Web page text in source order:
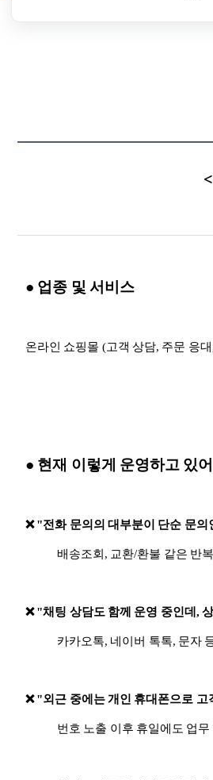
● 업종 및 서비스
온라인 쇼핑몰 (고객 상담, 주문 응
● 현재 이렇게 운영하고 있
❌ "전화 문의의 대부분이 단순 문
배송조회, 교환/환불 같은 반
❌ "채팅 상담도 함께 운영 중인데,
카카오톡, 네이버 톡톡, 문자
❌ "외근 중에는 개인 휴대폰으로
번호 노출 이후 휴일에도 업